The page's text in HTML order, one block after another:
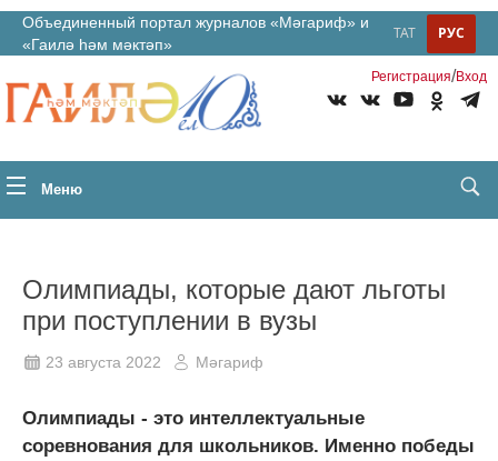
Объединенный портал журналов «Мәгариф» и
«Гаилә һәм мәктәп»
РУС
ТАТ
Регистрация/Вход
Меню
Олимпиады, которые дают льготы
при поступлении в вузы
23 августа 2022 Мәгариф
Олимпиады - это интеллектуальные
соревнования для школьников. Именно победы